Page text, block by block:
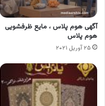
آگهی هوم پلاس ، مایع ظرفشویی
هوم پلاس
۲۵ آوریل ۲۰۲۱